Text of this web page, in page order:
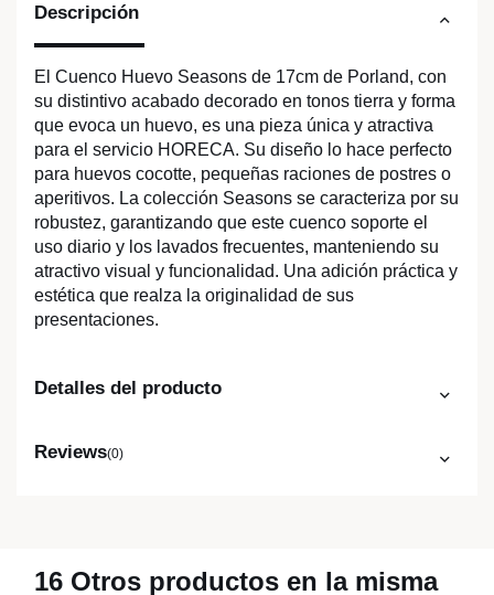
Descripción
El Cuenco Huevo Seasons de 17cm de Porland, con
su distintivo acabado decorado en tonos tierra y forma
que evoca un huevo, es una pieza única y atractiva
para el servicio HORECA. Su diseño lo hace perfecto
para huevos cocotte, pequeñas raciones de postres o
aperitivos. La colección Seasons se caracteriza por su
robustez, garantizando que este cuenco soporte el
uso diario y los lavados frecuentes, manteniendo su
atractivo visual y funcionalidad. Una adición práctica y
estética que realza la originalidad de sus
presentaciones.
Detalles del producto
Reviews(0)
16 Otros productos en la misma